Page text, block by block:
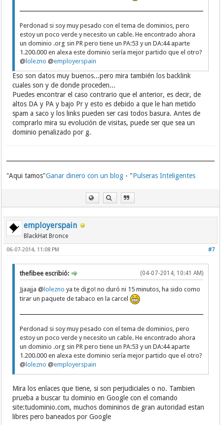
Perdonad si soy muy pesado con el tema de dominios, pero
estoy un poco verde y necesito un cable. He encontrado ahora
un dominio .org sin PR pero tiene un PA:53 y un DA:44 aparte
1.200.000 en alexa este dominio sería mejor partido que el otro?
@ lolezno @employerspain
Eso son datos muy buenos...pero mira también los backlink
cuales son y de donde proceden...
Puedes encontrar el caso contrario que el anterior, es decir, de
altos DA y PA y bajo Pr y esto es debido a que le han metido
spam a saco y los links pueden ser casi todos basura. Antes de
comprarlo mira su evolución de visitas, puede ser que sea un
dominio penalizado por g.
"Aqui tamos"Ganar dinero con un blog - "Pulseras Inteligentes
employerspain
BlackHat Bronce
#7
06-07-2014, 11:08 PM
(04-07-2014, 10:41 AM)
thefibee escribió:
Jjaajja @ lolezno ya te digo! no duró ni 15 minutos, ha sido como
tirar un paquete de tabaco en la carcel
Perdonad si soy muy pesado con el tema de dominios, pero
estoy un poco verde y necesito un cable. He encontrado ahora
un dominio .org sin PR pero tiene un PA:53 y un DA:44 aparte
1.200.000 en alexa este dominio sería mejor partido que el otro?
@ lolezno @employerspain
Mira los enlaces que tiene, si son perjudiciales o no. Tambien
prueba a buscar tu dominio en Google con el comando
site:tudominio.com, muchos domininos de gran autoridad estan
libres pero baneados por Google